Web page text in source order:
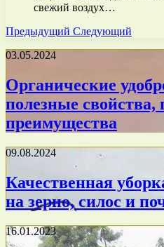
свежий воздух…
Предыдущий Следующий
03.05.2024
Органические
полезные
преимущества
09.08.2024
Качественная
на зерно, силос и
16.01.2023